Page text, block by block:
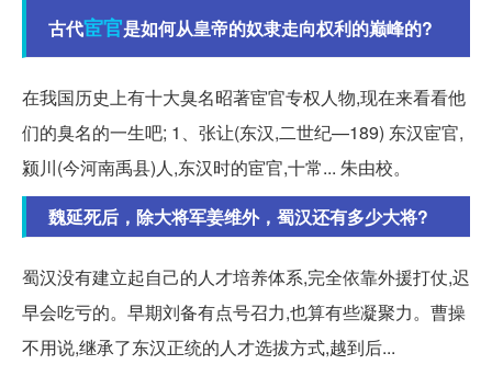
古代宦官是如何从皇帝的奴隶走向权利的巅峰的?
在我国历史上有十大臭名昭著宦官专权人物,现在来看看他
们的臭名的一生吧; 1、张让(东汉,二世纪—189) 东汉宦官,
颍川(今河南禹县)人,东汉时的宦官,十常... 朱由校。
魏延死后，除大将军姜维外，蜀汉还有多少大将?
蜀汉没有建立起自己的人才培养体系,完全依靠外援打仗,迟
早会吃亏的。早期刘备有点号召力,也算有些凝聚力。曹操
不用说,继承了东汉正统的人才选拔方式,越到后...